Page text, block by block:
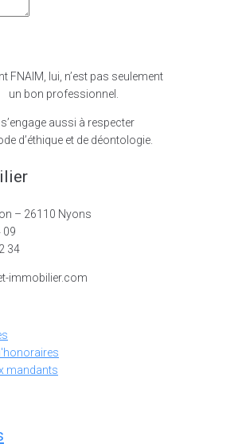
FNAIM, lui, n’est pas seulement
un bon professionnel.
Il s’engage aussi à respecter
d’éthique et de déontologie.
– 26110 Nyons
09
34
immobilier.com
mandants